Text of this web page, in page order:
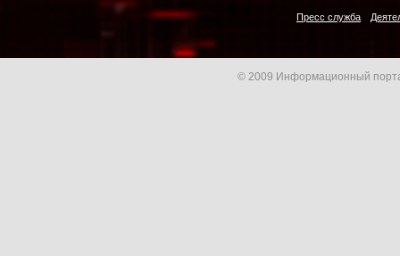
Пресс служба
© 2009 Информационный